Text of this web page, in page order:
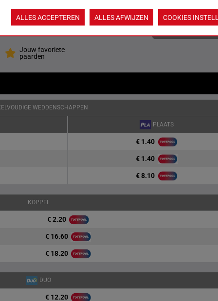
Jouw favoriete
paarden
WEDDENSCHAPPEN
PLAATS
€ 1.40
€ 1.40
€ 8.10
KOPPEL
€ 2.20
€ 16.60
€ 18.20
DUO
€ 12.20
ALLES ACCEPTEREN ALLES AFWIJZEN COOKIES